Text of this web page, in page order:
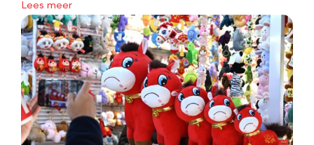
Lees meer